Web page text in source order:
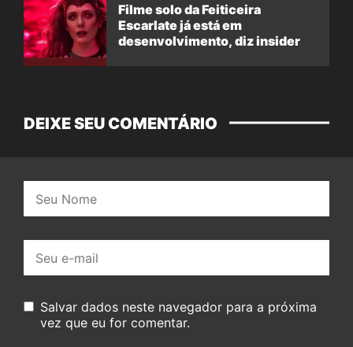
Filme solo da Feiticeira
Escarlate já está em
desenvolvimento, diz insider
DEIXE SEU COMENTÁRIO
mail:
Salvar dados neste navegador para a próxima
vez que eu for comentar.